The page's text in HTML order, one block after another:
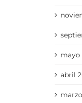
mayo
abril